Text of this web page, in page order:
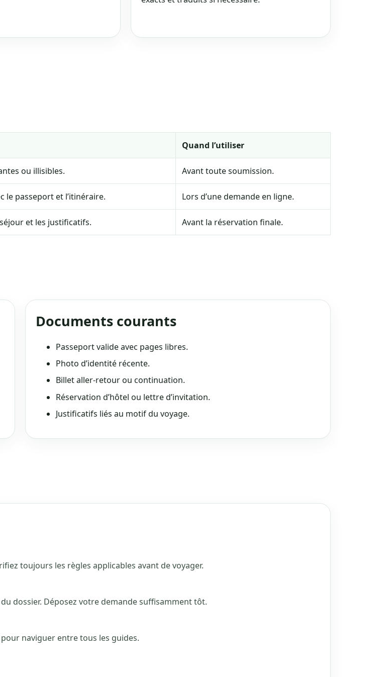
Quand l’utiliser
ou illisibles. Avant toute soumission.
le passeport et l’itinéraire. Lors d’une demande en ligne.
et les justificatifs. Avant la réservation finale.
Documents courants
Passeport valide avec pages libres.
Photo d’identité récente.
Billet aller-retour ou continuation.
Réservation d’hôtel ou lettre d’invitation.
Justificatifs liés au motif du voyage.
toujours les règles applicables avant de voyager.
dossier. Déposez votre demande suffisamment tôt.
naviguer entre tous les guides.